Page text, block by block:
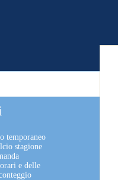
temporaneo
stagione
e delle